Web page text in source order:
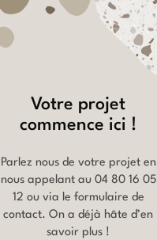
Votre projet
commence ici !
Parlez nous de votre projet en
nous appelant au 04 80 16 05
12 ou via le formulaire de
contact. On a déjà hâte d’en
savoir plus !